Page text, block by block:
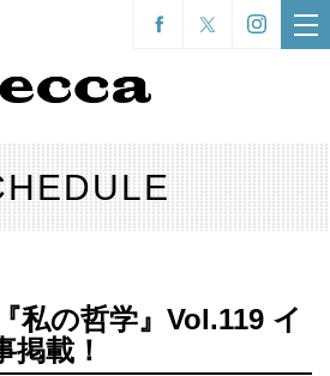
私の哲学』Vol.119 イ
掲載！